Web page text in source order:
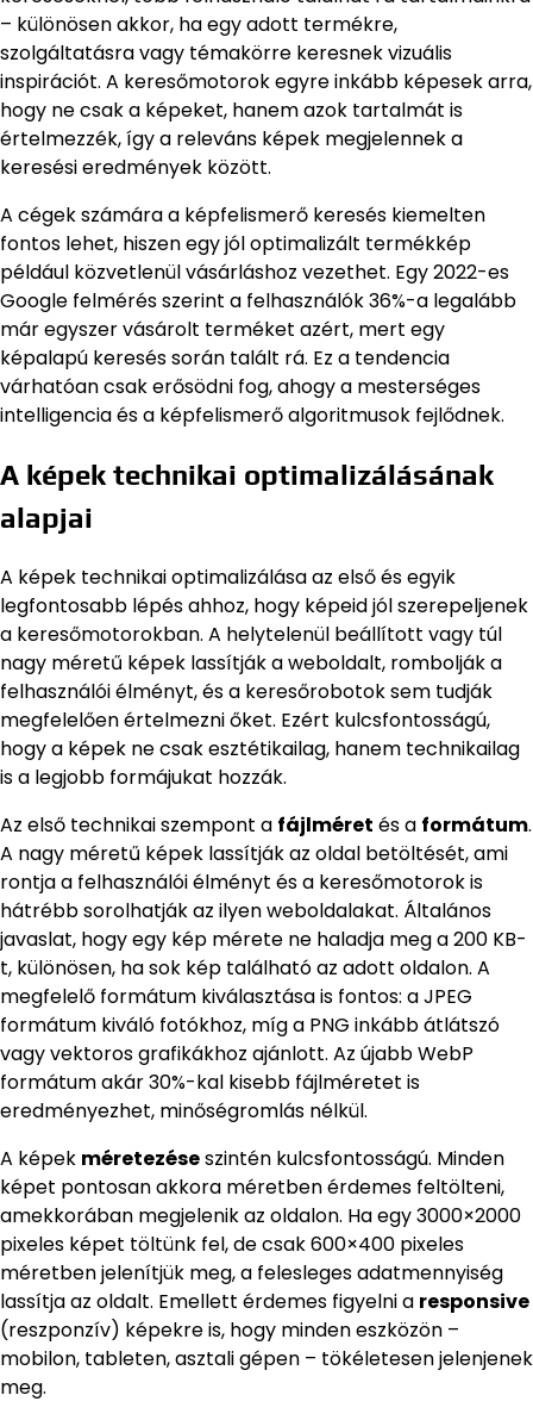
– különösen akkor, ha egy adott termékre,
szolgáltatásra vagy témakörre keresnek vizuális
inspirációt. A keresőmotorok egyre inkább képesek arra,
hogy ne csak a képeket, hanem azok tartalmát is
értelmezzék, így a releváns képek megjelennek a
keresési eredmények között.
A cégek számára a képfelismerő keresés kiemelten
fontos lehet, hiszen egy jól optimalizált termékkép
például közvetlenül vásárláshoz vezethet. Egy 2022-es
Google felmérés szerint a felhasználók 36%-a legalább
már egyszer vásárolt terméket azért, mert egy
képalapú keresés során talált rá. Ez a tendencia
várhatóan csak erősödni fog, ahogy a mesterséges
intelligencia és a képfelismerő algoritmusok fejlődnek.
A képek technikai optimalizálásának
alapjai
A képek technikai optimalizálása az első és egyik
legfontosabb lépés ahhoz, hogy képeid jól szerepeljenek
a keresőmotorokban. A helytelenül beállított vagy túl
nagy méretű képek lassítják a weboldalt, rombolják a
felhasználói élményt, és a keresőrobotok sem tudják
megfelelően értelmezni őket. Ezért kulcsfontosságú,
hogy a képek ne csak esztétikailag, hanem technikailag
is a legjobb formájukat hozzák.
Az első technikai szempont a fájlméret és a formátum.
A nagy méretű képek lassítják az oldal betöltését, ami
rontja a felhasználói élményt és a keresőmotorok is
hátrébb sorolhatják az ilyen weboldalakat. Általános
javaslat, hogy egy kép mérete ne haladja meg a 200 KB-
t, különösen, ha sok kép található az adott oldalon. A
megfelelő formátum kiválasztása is fontos: a JPEG
formátum kiváló fotókhoz, míg a PNG inkább átlátszó
vagy vektoros grafikákhoz ajánlott. Az újabb WebP
formátum akár 30%-kal kisebb fájlméretet is
eredményezhet, minőségromlás nélkül.
A képek méretezéseszintén kulcsfontosságú. Minden
képet pontosan akkora méretben érdemes feltölteni,
amekkorában megjelenik az oldalon. Ha egy 3000×2000
pixeles képet töltünk fel, de csak 600×400 pixeles
méretben jelenítjük meg, a felesleges adatmennyiség
lassítja az oldalt. Emellett érdemes figyelni a responsive
(reszponzív) képekre is, hogy minden eszközön –
mobilon, tableten, asztali gépen – tökéletesen jelenjenek
meg.